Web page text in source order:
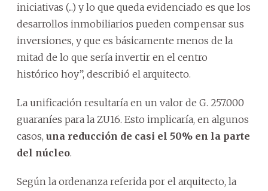
iniciativas (...) y lo que queda evidenciado es que los
desarrollos inmobiliarios pueden compensar sus
inversiones, y que es básicamente menos de la
mitad de lo que sería invertir en el centro
histórico hoy”, describió el arquitecto.
La unificación resultaría en un valor de G. 257.000
guaraníes para la ZU16. Esto implicaría, en algunos
casos, una reducción de casi el 50% en la parte
del núcleo.
Según la ordenanza referida por el arquitecto, la